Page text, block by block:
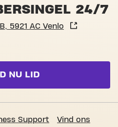
24/7
5921 AC Venlo
NU LID
Support Vind ons